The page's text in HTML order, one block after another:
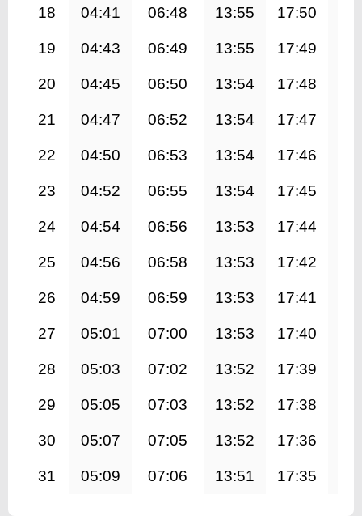
18 04:41 06:48 13:55 17:50
19 04:43 06:49 13:55 17:49
20 04:45 06:50 13:54 17:48
21 04:47 06:52 13:54 17:47
22 04:50 06:53 13:54 17:46
23 04:52 06:55 13:54 17:45
24 04:54 06:56 13:53 17:44
25 04:56 06:58 13:53 17:42
26 04:59 06:59 13:53 17:41
27 05:01 07:00 13:53 17:40
28 05:03 07:02 13:52 17:39
29 05:05 07:03 13:52 17:38
30 05:07 07:05 13:52 17:36
31 05:09 07:06 13:51 17:35